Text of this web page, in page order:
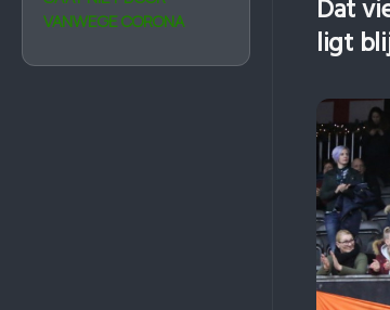
VANWEGE CORONA
Dat
ligt